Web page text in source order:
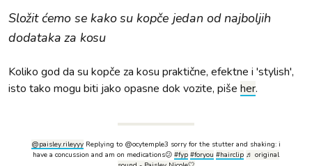
Složit ćemo se kako su kopče jedan od najboljih
dodataka za kosu
Koliko god da su kopče za kosu praktične, efektne i 'stylish',
isto tako mogu biti jako opasne dok vozite, piše her.
@paisley.rileyyy Replying to @ocytemple3 sorry for the stutter and shaking: i
have a concussion and am on medications😕 #fyp #foryou #hairclip ♬ original